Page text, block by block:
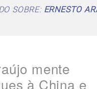
SOBRE: ERNESTO
mente
à China e